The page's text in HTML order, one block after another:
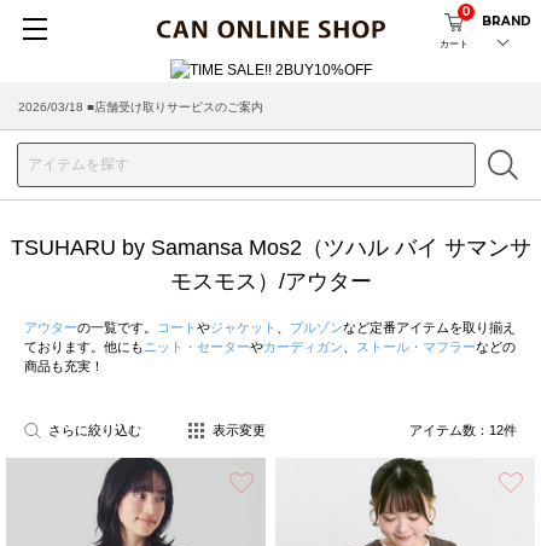
カート
0
BRAND
2026/03/18 ■店舗受け取りサービスのご案内
TSUHARU by Samansa Mos2（ツハル バイ サマンサ
モスモス）/アウター
アウターの一覧です。 コート やジャケット ブルゾンなど定番アイテムを取り揃え
ております。他にも ニット・セーターやカーディガン ストール・マフラーなどの
商品も充実！
さらに絞り込む 表示変更 アイテム数： 12件